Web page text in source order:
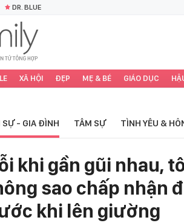
DR. BLUE
XÃ HỘI ĐẸP MẸ & BÉ GIÁO DỤC
SỰ - GIA ĐÌNH TÂM SỰ TÌNH YÊU &
khi gần gũi nhau,
sao chấp nhận
khi lên giường